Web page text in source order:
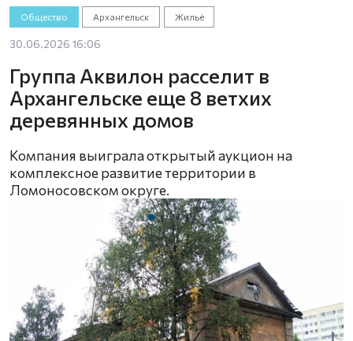
Общество Архангельск Жильё
30.06.2026 16:06
Группа Аквилон расселит в
Архангельске еще 8 ветхих
деревянных домов
Компания выиграла открытый аукцион на
комплексное развитие территории в
Ломоносовском округе.